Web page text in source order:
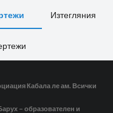
Изтегляния
Кабала ле ам. Всички
– образователен и